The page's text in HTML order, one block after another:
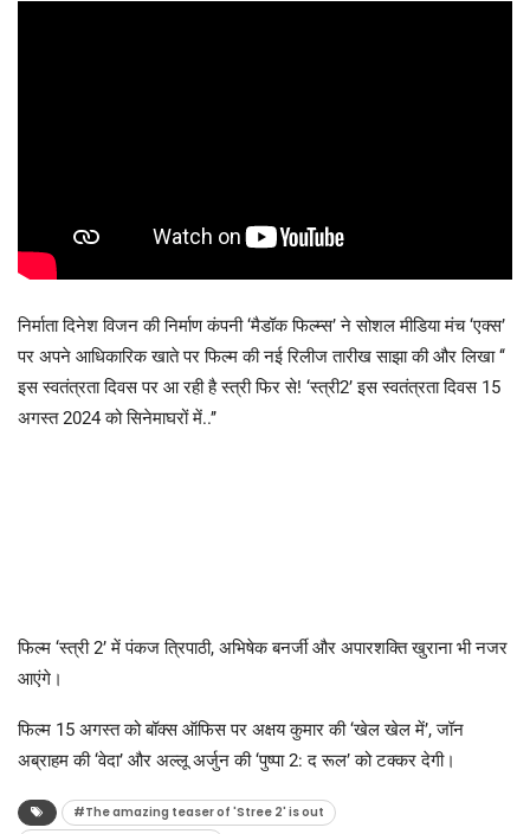
निर्माता दिनेश विजन की निर्माण कंपनी ‘मैडॉक फिल्म्स’ ने सोशल मीडिया मंच ‘एक्स’
पर अपने आधिकारिक खाते पर फिल्म की नई रिलीज तारीख साझा की और लिखा ‘‘
इस स्वतंत्रता दिवस पर आ रही है स्त्री फिर से! ‘स्त्री2’ इस स्वतंत्रता दिवस 15
अगस्त 2024 को सिनेमाघरों में..’’
फिल्म ‘स्त्री 2’ में पंकज त्रिपाठी, अभिषेक बनर्जी और अपारशक्ति खुराना भी नजर
आएंगे।
फिल्म 15 अगस्त को बॉक्स ऑफिस पर अक्षय कुमार की ‘खेल खेल में’, जॉन
अब्राहम की ‘वेदा’ और अल्लू अर्जुन की ‘पुष्पा 2: द रूल’ को टक्कर देगी।
#The amazing teaser of 'Stree 2' is out